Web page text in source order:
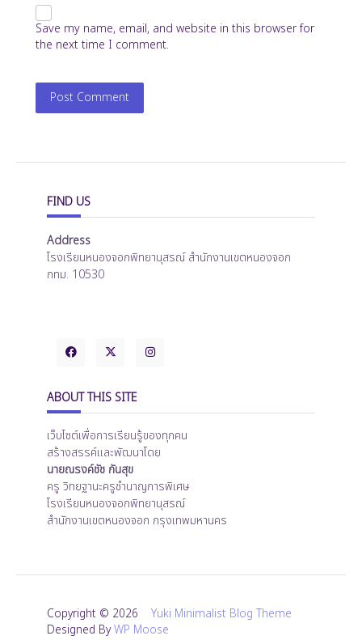
Save my name, email, and website in this browser for
the next time I comment.
FIND US
Address
โรงเรียนหนองจอกพิทยานุสรณ์ สำนักงานเขตหนองจอก
กทม. 10530
ABOUT THIS SITE
เว็บไซต์เพื่อการเรียนรู้ของทุกคน
สร้างสรรค์และพัฒนาโดย
นายณรงค์ชัช กันสุข
ครู วิทยฐานะครูชำนาญการพิเศษ
โรงเรียนหนองจอกพิทยานุสรณ์
สำนักงานเขตหนองจอก กรุงเทพมหานคร
Copyright © 2026 Yuki Minimalist Blog Theme
Designed ByWP Moose